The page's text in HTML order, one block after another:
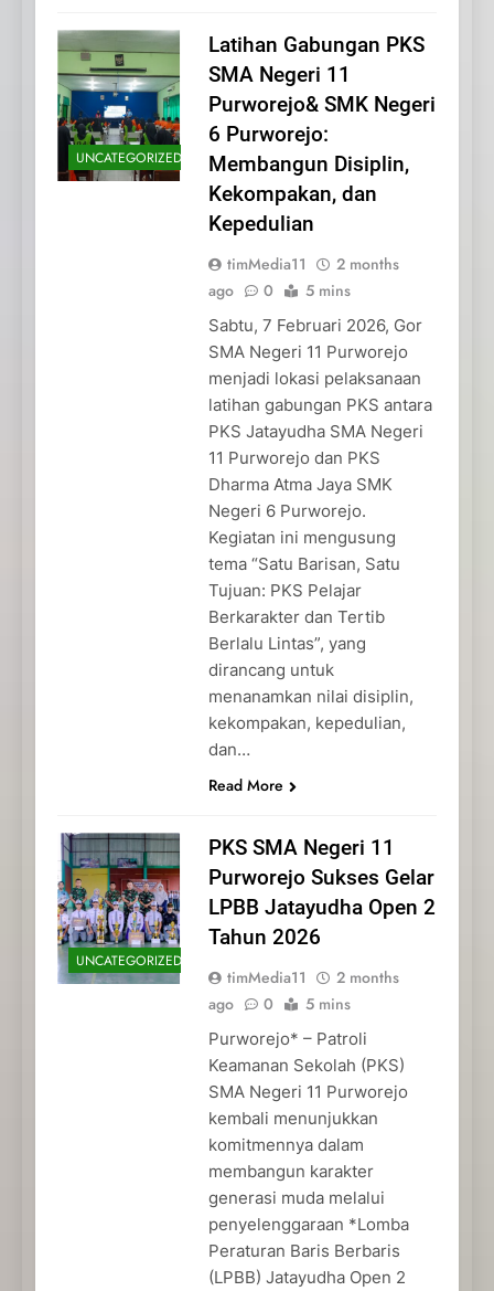
UNCATEGORIZED
Latihan Gabungan PKS
SMA Negeri 11
Purworejo& SMK Negeri
6 Purworejo:
Membangun Disiplin,
Kekompakan, dan
Kepedulian
timMedia11
2 months
ago
0 5 mins
Sabtu, 7 Februari 2026, Gor
SMA Negeri 11 Purworejo
menjadi lokasi pelaksanaan
latihan gabungan PKS antara
PKS Jatayudha SMA Negeri
11 Purworejo dan PKS
Dharma Atma Jaya SMK
Negeri 6 Purworejo.
Kegiatan ini mengusung
tema “Satu Barisan, Satu
Tujuan: PKS Pelajar
Berkarakter dan Tertib
Berlalu Lintas”, yang
dirancang untuk
menanamkan nilai disiplin,
kekompakan, kepedulian,
dan…
Read More
UNCATEGORIZED
PKS SMA Negeri 11
Purworejo Sukses Gelar
LPBB Jatayudha Open 2
Tahun 2026
timMedia11
2 months
ago
0 5 mins
Purworejo* – Patroli
Keamanan Sekolah (PKS)
SMA Negeri 11 Purworejo
kembali menunjukkan
komitmennya dalam
membangun karakter
generasi muda melalui
penyelenggaraan *Lomba
Peraturan Baris Berbaris
(LPBB) Jatayudha Open 2